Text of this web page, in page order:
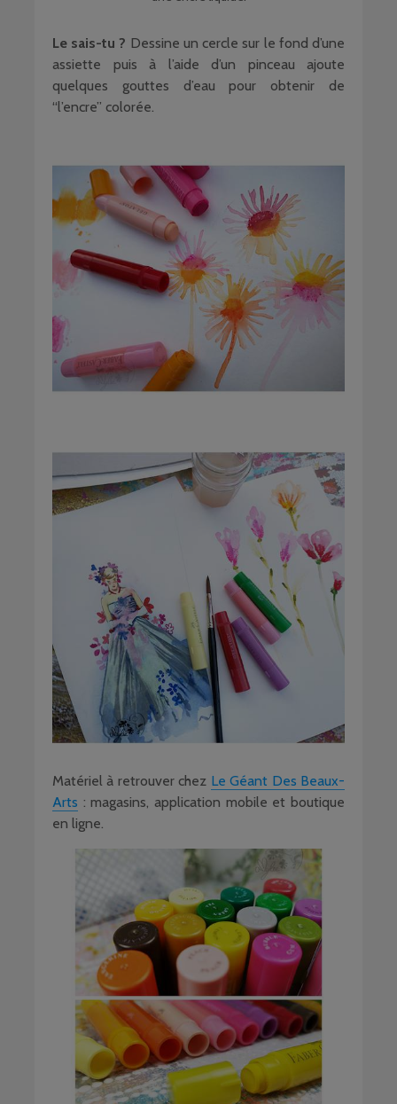
Le sais-tu ? Dessine un cercle sur le fond d’une
assiette puis à l’aide d’un pinceau ajoute
quelques gouttes d’eau pour obtenir de
“l’encre” colorée.
Matériel à retrouver chez Le Géant Des Beaux-
Arts : magasins, application mobile et boutique
en ligne.